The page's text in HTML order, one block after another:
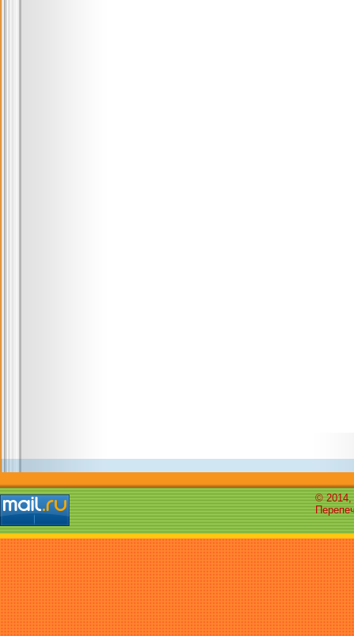
© 2014,